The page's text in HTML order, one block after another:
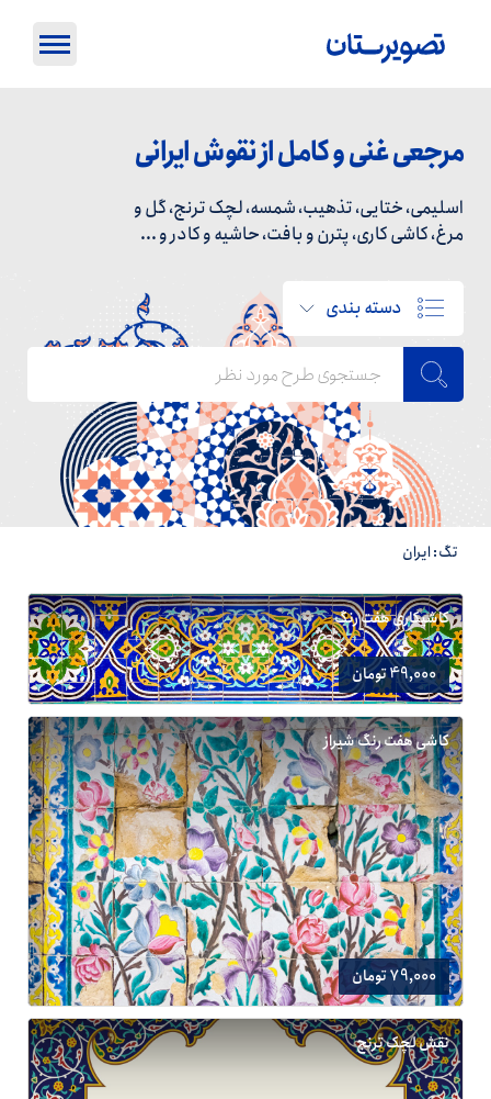
مرجعی غنی و کامل از نقوش ایرانی
اسلیمی، ختایی، تذهیب، شمسه، لچک ترنج، گل و
مرغ، کاشی کاری، پترن و بافت، حاشیه و کادر و ...
دسته بندی
تگ: ایران
کاشیکاری هفت رنگ
49,000 تومان
کاشی هفت رنگ شیراز
79,000 تومان
نقش لچک ترنج